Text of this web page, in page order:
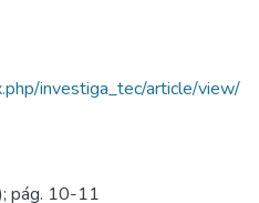
investiga_tec/article/view/
pág. 10-11